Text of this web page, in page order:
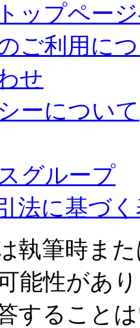
ップペー
ご利用に
せ
ーについて
グループ
法に基づ
執筆時ま
能性があ
すること